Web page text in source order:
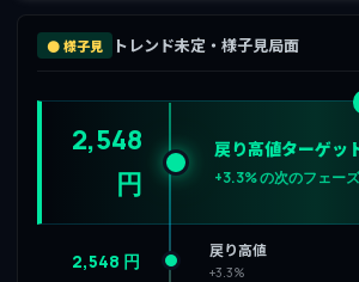
⚫ 様子見 トレンド未定・様子見局面
2,548
円
戻り高値ターゲッ
+3.3% の次のフェー
2,548 円 戻り高値
+3.3%